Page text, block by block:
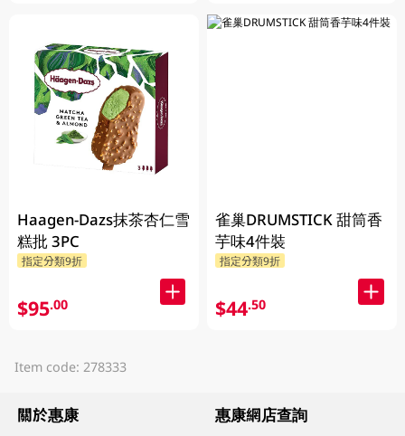
Haagen-Dazs抹茶杏仁雪
糕批 3PC
指定分類9折
$95.00
雀巢DRUMSTICK 甜筒香
芋味4件裝
指定分類9折
$44.50
Item code: 278333
關於惠康 惠康網店查詢